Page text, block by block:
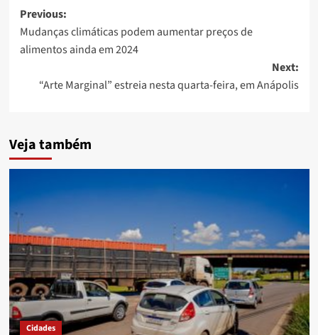
Post
navigation
Previous:
Mudanças climáticas podem aumentar preços de
alimentos ainda em 2024
Next:
“Arte Marginal” estreia nesta quarta-feira, em Anápolis
Veja também
Cidades